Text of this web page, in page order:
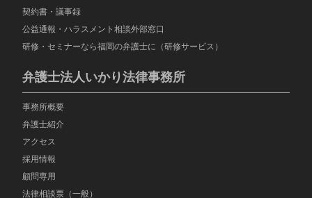
契約書・議事録
公益通報・ハラスメント相談外部窓口
研修・セミナーなら福岡の弁護士に（研修サービス）
弁護士法人いかり法律事務所
事務所概要
弁護士紹介
アクセス
採用情報
顧問専用
法律相談票（一般）